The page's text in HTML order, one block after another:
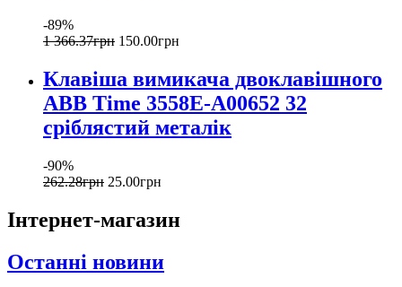
-89%
1 366.37грн 150.00грн
Клавіша вимикача двоклавішного
ABB Time 3558E-A00652 32
сріблястий металік
-90%
262.28грн 25.00грн
Інтернет-магазин
Останні новини